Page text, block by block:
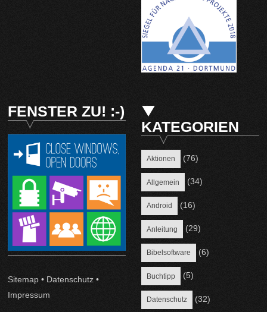
FENSTER ZU! :-)
Sitemap • Datenschutz •
Impressum
KATEGORIEN
Aktionen (76)
Allgemein (34)
Android (16)
Anleitung (29)
Bibelsoftware (6)
Buchtipp (5)
Datenschutz (32)